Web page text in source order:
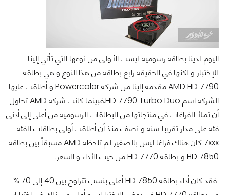
اليوم لدينا بطاقة رسومية ليست الأولى من نوعها التي تأتي إلينا
للإختبار و لكنها في الحقيقة رابع بطاقة من هذا النوع و هي بطاقة
AMD HD 7790 مقدمة إلينا من شركة Powercolor و أطلقت عليها
الشركة اسم HD 7790 Turbo Duo.فبينما كانت شركة AMD تحاول
أن تملأ الفراغات في منتجاتها من البطاقات الرسومية من أعلى إلى أدنى
فئة على مدار تقريبا سنة و نصف منذ أن أطلقت أولى بطاقات الفئة
7xxx كان هناك فراغا ليس بالصغير لم تلحظه AMD مسبقاً بين بطاقة
HD 7850 و بطاقة HD 7770 من حيث الأداء و السعر.
فقد كان أداء بطاقة HD 7850 أعلى بنسب تتراوح بين 40 إلى 70 %